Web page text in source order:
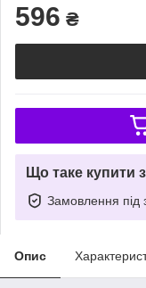
596 ₴
Що таке купити
Замовлення під
Опис